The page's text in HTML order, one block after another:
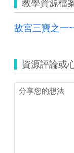
教學資源檔
故宮三寶之一
資源評論或